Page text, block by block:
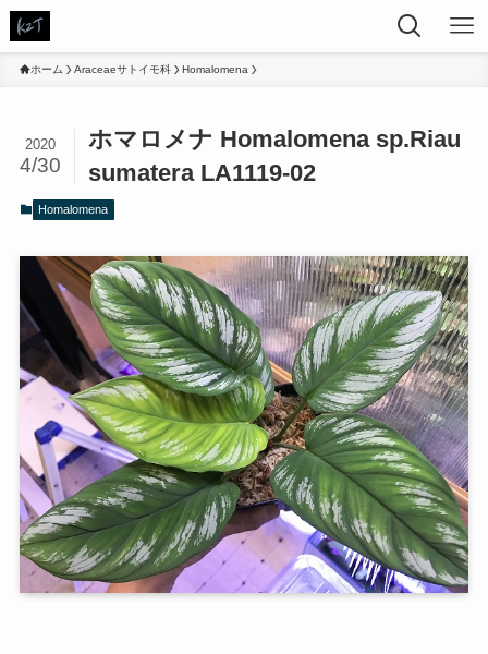
ホーム Araceaeサトイモ科 Homalomena
ホマロメナ Homalomena sp.Riau
sumatera LA1119-02
2020
4/30
Homalomena